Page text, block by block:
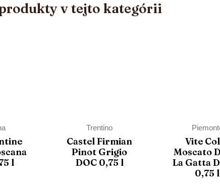
v tejto kategórii
l
Trentino
Castel Firmian
Pinot Grigio
DOC 0,75 l
Vite
Moscato
La Gatta
0,75 l